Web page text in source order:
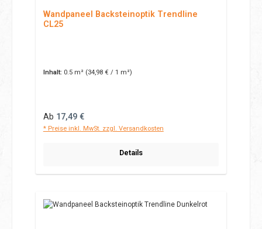
Wandpaneel Backsteinoptik Trendline
CL25
Inhalt: 0.5 m² (34,98 € / 1 m²)
Regulärer Preis:
Ab 17,49 €
* Preise inkl. MwSt. zzgl. Versandkosten
Details